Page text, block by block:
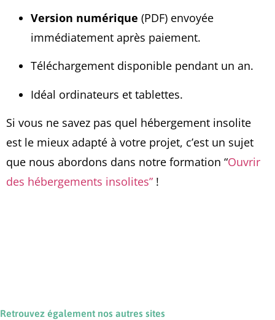
Version numérique (PDF) envoyée
immédiatement après paiement.
Téléchargement disponible pendant un an.
Idéal ordinateurs et tablettes.
Si vous ne savez pas quel hébergement insolite
est le mieux adapté à votre projet, c’est un sujet
que nous abordons dans notre formation “Ouvrir
des hébergements insolites” !
Retrouvez également nos autres sites